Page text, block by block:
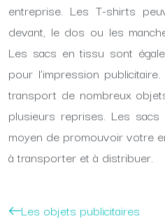
entreprise. Les T-shirts
devant, le dos ou les
Les sacs en tissu sont
pour l’impression
transport de nombreux
plusieurs reprises. Les
moyen de promouvoir votre
à transporter et à distribuer.
Les objets publicitaires